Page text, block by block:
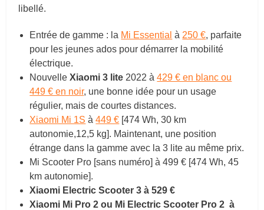
libellé.
Entrée de gamme : la Mi Essential à 250 €, parfaite
pour les jeunes ados pour démarrer la mobilité
électrique.
NouvelleXiaomi 3 lite 2022 à429 € en blanc ou
449 € en noir, une bonne idée pour un usage
régulier, mais de courtes distances.
Xiaomi Mi 1S à449 € [474 Wh, 30 km
autonomie,12,5 kg]. Maintenant, une position
étrange dans la gamme avec la 3 lite au même prix.
Mi Scooter Pro [sans numéro] à 499 € [474 Wh, 45
km autonomie].
Xiaomi Electric Scooter 3 à 529 €
Xiaomi Mi Pro 2 ou Mi Electric Scooter Pro 2à